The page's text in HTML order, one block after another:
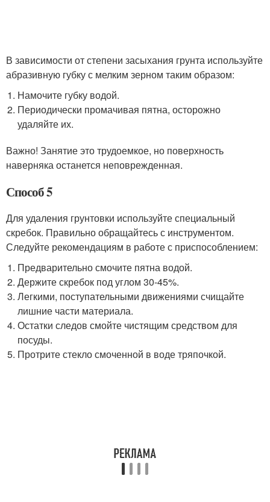
В зависимости от степени засыхания грунта используйте
абразивную губку с мелким зерном таким образом:
Намочите губку водой.
Периодически промачивая пятна, осторожно
удаляйте их.
Важно! Занятие это трудоемкое, но поверхность
наверняка останется неповрежденная.
Способ 5
Для удаления грунтовки используйте специальный
скребок. Правильно обращайтесь с инструментом.
Следуйте рекомендациям в работе с приспособлением:
Предварительно смочите пятна водой.
Держите скребок под углом 30-45%.
Легкими, поступательными движениями счищайте
лишние части материала.
Остатки следов смойте чистящим средством для
посуды.
Протрите стекло смоченной в воде тряпочкой.